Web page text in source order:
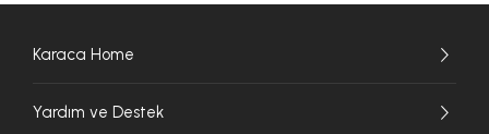
Karaca Home
Yardım ve Destek